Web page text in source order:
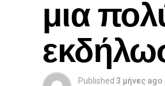
μια
Published 3 μήνες ago